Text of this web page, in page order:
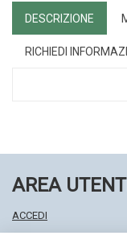
DESCRIZIONE
RICHIEDI
AREA
ACCEDI